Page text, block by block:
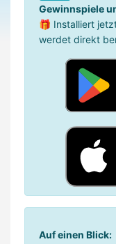
Gewinnspiele
🎁 Installiert
werdet direkt
Auf einen Blick: